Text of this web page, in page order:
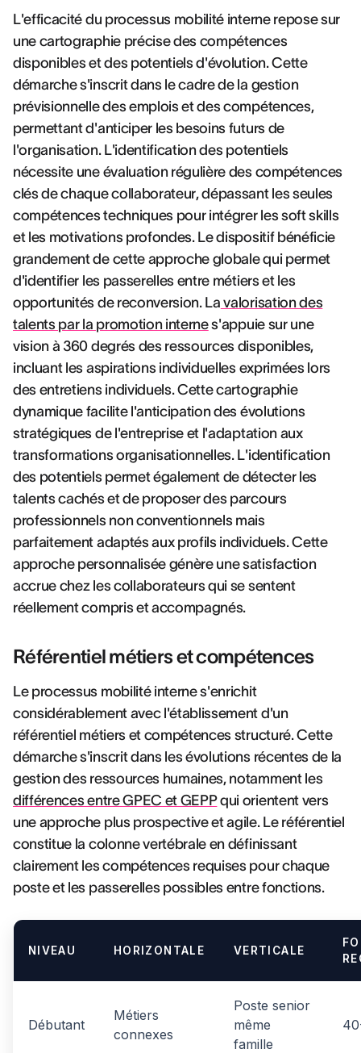
L'efficacité du processus mobilité interne repose sur
une cartographie précise des compétences
disponibles et des potentiels d'évolution. Cette
démarche s'inscrit dans le cadre de la gestion
prévisionnelle des emplois et des compétences,
permettant d'anticiper les besoins futurs de
l'organisation. L'identification des potentiels
nécessite une évaluation régulière des compétences
clés de chaque collaborateur, dépassant les seules
compétences techniques pour intégrer les soft skills
et les motivations profondes. Le dispositif bénéficie
grandement de cette approche globale qui permet
d'identifier les passerelles entre métiers et les
opportunités de reconversion. La valorisation des
talents par la promotion internes'appuie sur une
vision à 360 degrés des ressources disponibles,
incluant les aspirations individuelles exprimées lors
des entretiens individuels. Cette cartographie
dynamique facilite l'anticipation des évolutions
stratégiques de l'entreprise et l'adaptation aux
transformations organisationnelles. L'identification
des potentiels permet également de détecter les
talents cachés et de proposer des parcours
professionnels non conventionnels mais
parfaitement adaptés aux profils individuels. Cette
approche personnalisée génère une satisfaction
accrue chez les collaborateurs qui se sentent
réellement compris et accompagnés.
Référentiel métiers et compétences
Le processus mobilité interne s'enrichit
considérablement avec l'établissement d'un
référentiel métiers et compétences structuré. Cette
démarche s'inscrit dans les évolutions récentes de la
gestion des ressources humaines, notamment les
différences entre GPEC et GEPPqui orientent vers
une approche plus prospective et agile. Le référentiel
constitue la colonne vertébrale en définissant
clairement les compétences requises pour chaque
poste et les passerelles possibles entre fonctions.
NIVEAU HORIZONTALE VERTICALE
Débutant
Métiers
connexes
Poste senior
même
famille